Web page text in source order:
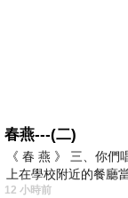
春燕---(二)
《 春 燕 》 三、你
上在學校附近的餐廳
12 小時前